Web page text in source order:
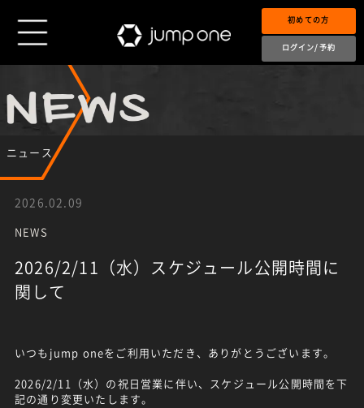
初めての方
ログイン/予約
ニュース
2026.02.09
NEWS
2026/2/11（水）スケジュール公開時間に
関して
いつもjump oneをご利用いただき、ありがとうございます。
2026/2/11（水）の祝日営業に伴い、スケジュール公開時間を下
記の通り変更いたします。